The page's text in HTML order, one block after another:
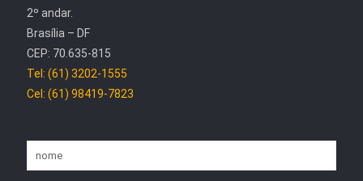
2º andar.
Brasília – DF
CEP: 70.635-815
Tel: (61) 3202-1555
Cel: (61) 98419-7823